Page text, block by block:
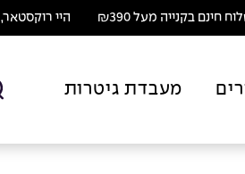
חינם בקנייה מעל ₪390 היי רוקסטאר,
מעבדת גיטרות